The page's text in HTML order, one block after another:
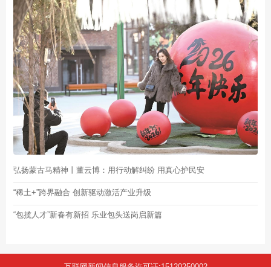
弘扬蒙古马精神丨董云博：用行动解纠纷 用真心护民安
“稀土+”跨界融合 创新驱动激活产业升级
“包揽人才”新春有新招 乐业包头送岗启新篇